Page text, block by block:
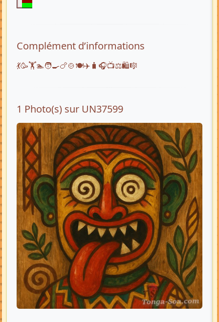
Complément d’informations
💃🥳🏋️🏊🧑‍🍳🍗🍲🍽️✈️🧳🎧📺⚖️🛍️🎼
1 Photo(s) sur UN37599